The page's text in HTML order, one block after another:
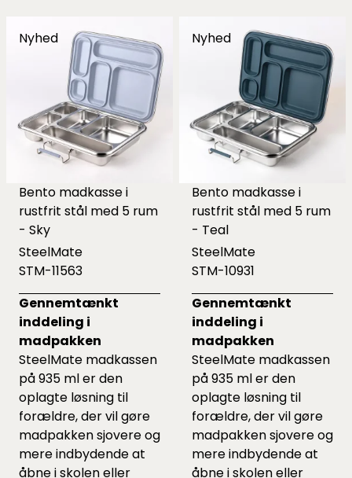
Nyhed
Bento madkasse i
rustfrit stål med 5 rum
- Sky
SteelMate
STM-11563
Gennemtænkt
inddeling i
madpakken
SteelMate madkassen
på 935 ml er den
oplagte løsning til
forældre, der vil gøre
madpakken sjovere og
mere indbydende at
åbne i skolen eller
Nyhed
Bento madkasse i
rustfrit stål med 5 rum
- Teal
SteelMate
STM-10931
Gennemtænkt
inddeling i
madpakken
SteelMate madkassen
på 935 ml er den
oplagte løsning til
forældre, der vil gøre
madpakken sjovere og
mere indbydende at
åbne i skolen eller